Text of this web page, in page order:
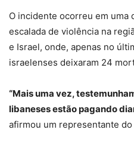
O incidente ocorreu em uma
escalada de violência na
e Israel, onde, apenas no
israelenses deixaram 24
“Mais uma vez,
libaneses estão pagando
afirmou um representante